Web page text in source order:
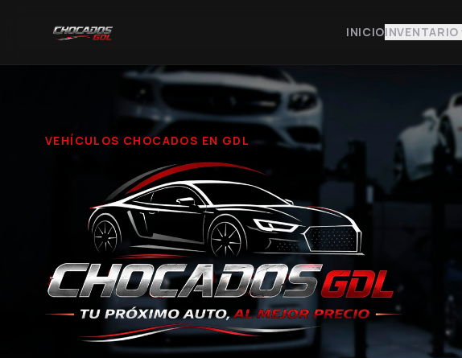
INICIOINVENTARIO
VEHÍCULOS CHOCADOS EN GDL